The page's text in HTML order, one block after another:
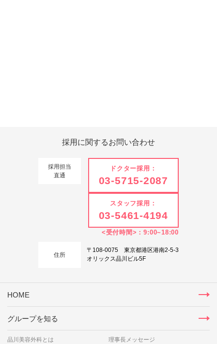
採用に関するお問い合わせ
採用担当
直通
ドクター採用：
03-5715-2087
スタッフ採用：
03-5461-4194
<受付時間>：9:00~18:00
住所
〒108-0075 東京都港区港南2-5-3
オリックス品川ビル5F
HOME
グループを知る
品川美容外科とは 理事長メッセージ